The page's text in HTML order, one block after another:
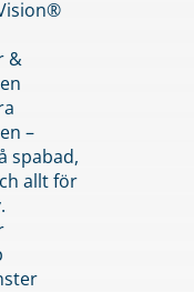
&
–
spabad,
allt för